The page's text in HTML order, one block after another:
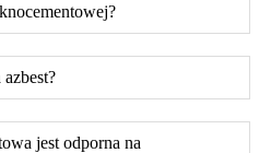
jest odporna na